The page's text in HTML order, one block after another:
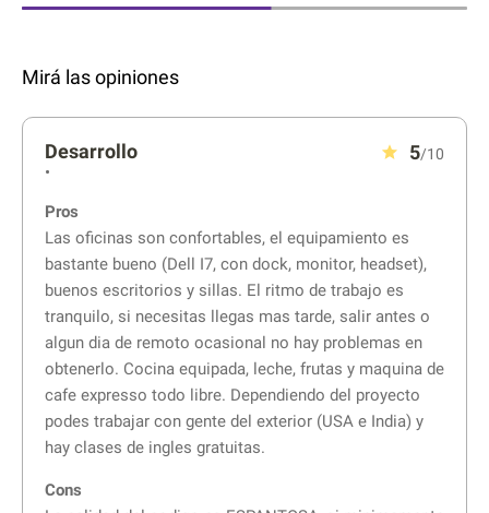
Mirá las opiniones
Desarrollo
•
5/10
Pros
Las oficinas son confortables, el equipamiento es
bastante bueno (Dell I7, con dock, monitor, headset),
buenos escritorios y sillas. El ritmo de trabajo es
tranquilo, si necesitas llegas mas tarde, salir antes o
algun dia de remoto ocasional no hay problemas en
obtenerlo. Cocina equipada, leche, frutas y maquina de
cafe expresso todo libre. Dependiendo del proyecto
podes trabajar con gente del exterior (USA e India) y
hay clases de ingles gratuitas.
Cons